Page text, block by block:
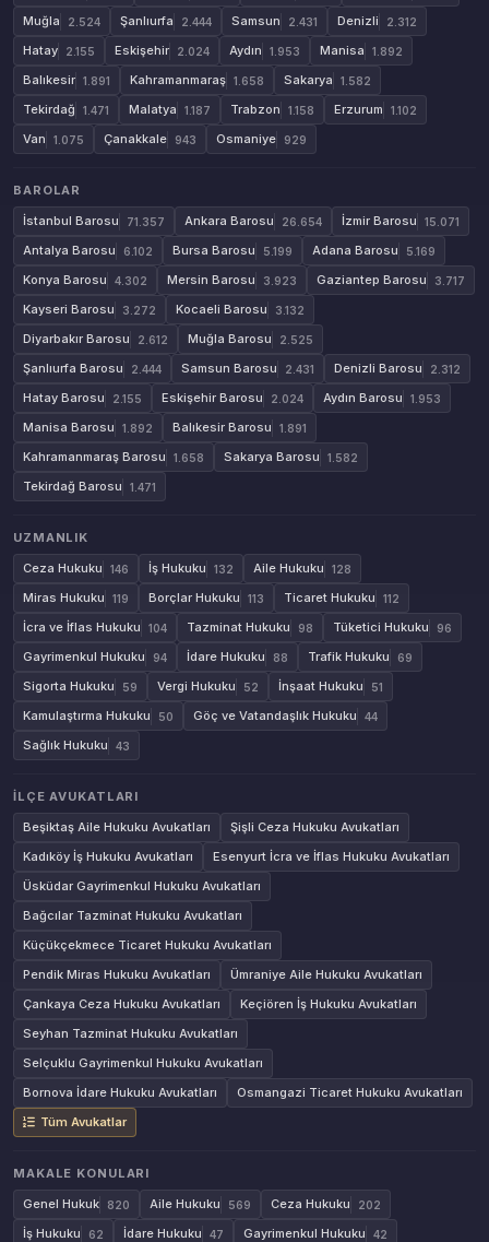
Muğla 2.524 Şanlıurfa 2.444 Samsun 2.431 Denizli 2.312
Hatay 2.155 Eskişehir 2.024 Aydın 1.953 Manisa 1.892
Balıkesir 1.891 Kahramanmaraş 1.658 Sakarya 1.582
Tekirdağ 1.471 Malatya 1.187 Trabzon 1.158 Erzurum 1.102
Van 1.075 Çanakkale 943 Osmaniye 929
BAROLAR
İstanbul Barosu
71.357 Ankara Barosu 26.654 İzmir Barosu 15.071
Antalya Barosu 6.102 Bursa Barosu 5.199 Adana Barosu 5.169
Konya Barosu 4.302 Mersin Barosu 3.923 Gaziantep Barosu 3.717
Kayseri Barosu 3.272 Kocaeli Barosu 3.132
Diyarbakır Barosu 2.612 Muğla Barosu 2.525
Şanlıurfa Barosu 2.444 Samsun Barosu 2.431 Denizli Barosu 2.312
Hatay Barosu 2.155 Eskişehir Barosu 2.024 Aydın Barosu 1.953
Manisa Barosu 1.892 Balıkesir Barosu 1.891
Kahramanmaraş Barosu 1.658 Sakarya Barosu 1.582
Tekirdağ Barosu 1.471
UZMANLIK
Ceza Hukuku
146 İş Hukuku 132 Aile Hukuku 128
Miras Hukuku 119 Borçlar Hukuku 113 Ticaret Hukuku 112
İcra ve İflas Hukuku 104 Tazminat Hukuku 98 Tüketici Hukuku 96
Gayrimenkul Hukuku 94 İdare Hukuku 88 Trafik Hukuku 69
Sigorta Hukuku 59 Vergi Hukuku 52 İnşaat Hukuku 51
Kamulaştırma Hukuku 50 Göç ve Vatandaşlık Hukuku 44
Sağlık Hukuku 43
İLÇE AVUKATLARI
Beşiktaş Aile Hukuku Avukatları
Şişli Ceza Hukuku Avukatları
Kadıköy İş Hukuku Avukatları
Esenyurt İcra ve İflas Hukuku Avukatları
Üsküdar Gayrimenkul Hukuku Avukatları
Bağcılar Tazminat Hukuku Avukatları
Küçükçekmece Ticaret Hukuku Avukatları
Pendik Miras Hukuku Avukatları
Ümraniye Aile Hukuku Avukatları
Çankaya Ceza Hukuku Avukatları
Keçiören İş Hukuku Avukatları
Seyhan Tazminat Hukuku Avukatları
Selçuklu Gayrimenkul Hukuku Avukatları
Bornova İdare Hukuku Avukatları
Osmangazi Ticaret Hukuku Avukatları
Tüm Avukatlar
MAKALE KONULARI
Genel Hukuk
820 Aile Hukuku 569 Ceza Hukuku 202
İş Hukuku 62 İdare Hukuku 47 Gayrimenkul Hukuku 42